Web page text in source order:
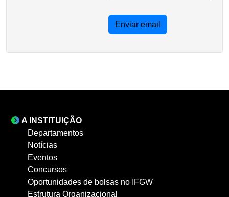
Enviar email
A INSTITUIÇÃO
Departamentos
Notícias
Eventos
Concursos
Oportunidades de bolsas no IFGW
Estrutura Organizacional